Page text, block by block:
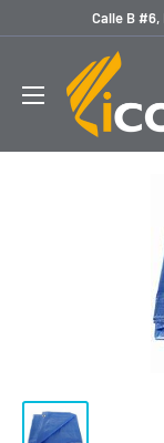
contenido
Calle B #6,
licoferreteria